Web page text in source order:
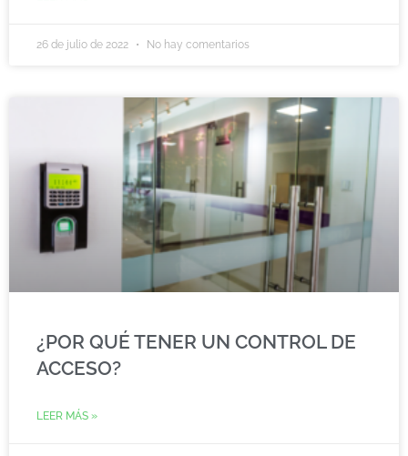
26 de julio de 2022 No hay comentarios
¿POR QUÉ TENER UN CONTROL DE
ACCESO?
LEER MÁS »